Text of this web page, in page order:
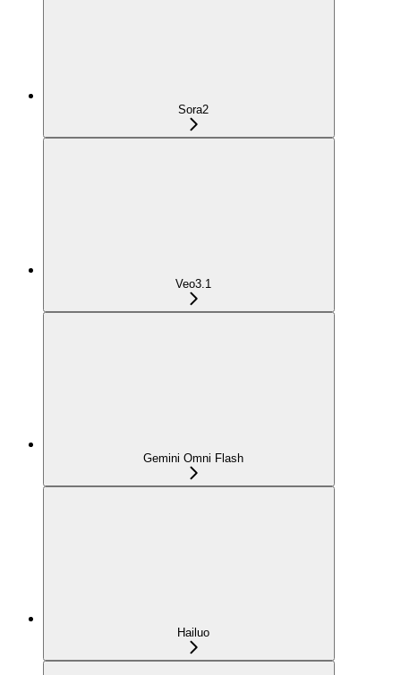
Sora2
Veo3.1
Gemini Omni Flash
Hailuo